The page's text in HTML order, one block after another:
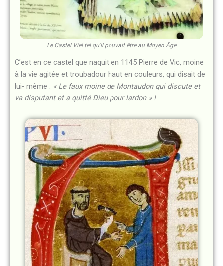
Le Castel Viel tel qu'il pouvait être au Moyen Âge
C’est en ce castel que naquit en 1145 Pierre de Vic, moine
à la vie agitée et troubadour haut en couleurs, qui disait de
lui- même : « Le faux moine de Montaudon qui discute et
va disputant et a quitté Dieu pour lardon » !